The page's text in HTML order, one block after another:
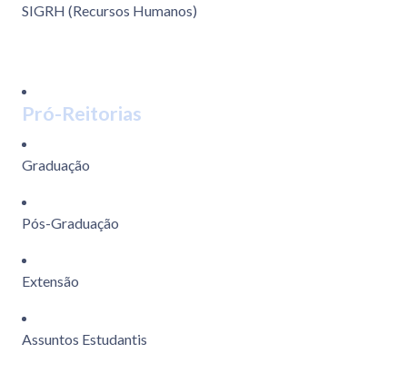
SIGRH (Recursos Humanos)
Pró-Reitorias
Graduação
Pós-Graduação
Extensão
Assuntos Estudantis